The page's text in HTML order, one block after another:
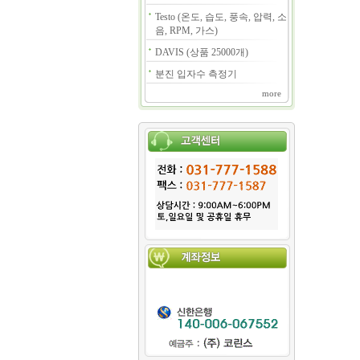
Testo (온도, 습도, 풍속, 압력, 소
음, RPM, 가스)
DAVIS (상품 25000개)
분진 입자수 측정기
more